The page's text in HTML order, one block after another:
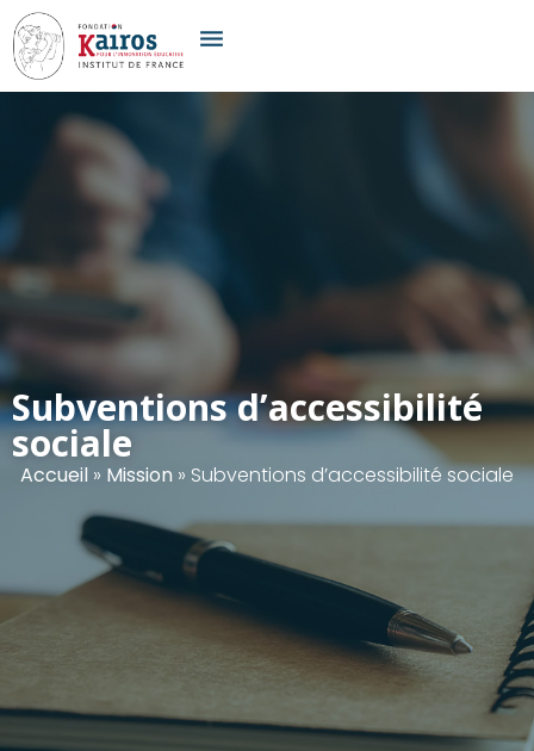
Subventions d’accessibilité
sociale
Accueil » Mission » Subventions d’accessibilité sociale